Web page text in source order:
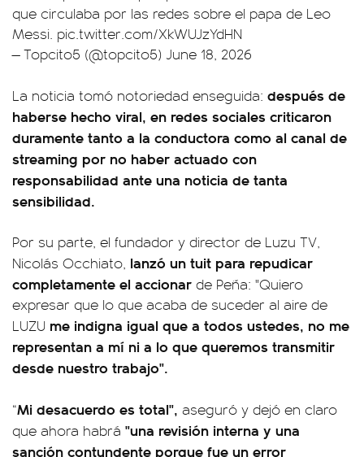
que circulaba por las redes sobre el papa de Leo
Messi. pic.twitter.com/XkWUJzYdHN
— Topcito5 (@topcito5) June 18, 2026
La noticia tomó notoriedad enseguida: después de
haberse hecho viral, en redes sociales criticaron
duramente tanto a la conductora como al canal de
streaming por no haber actuado con
responsabilidad ante una noticia de tanta
sensibilidad.
Por su parte, el fundador y director de Luzu TV,
Nicolás Occhiato, lanzó un tuit para repudicar
completamente el accionar de Peña: "Quiero
expresar que lo que acaba de suceder al aire de
LUZU me indigna igual que a todos ustedes, no me
representan a mí ni a lo que queremos transmitir
desde nuestro trabajo".
“Mi desacuerdo es total", aseguró y dejó en claro
que ahora habrá "una revisión interna y una
sanción contundente porque fue un error